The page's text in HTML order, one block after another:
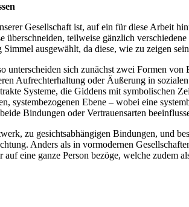
Gesellschaft ist, auf ein für diese Arbeit
überschneiden, teilweise gänzlich
ausgewählt, da diese, wie zu zeigen
sich zunächst zwei Formen
Aufrechterhaltung oder Äußerung in
Systeme, die Giddens mit symbolischen
systembezogenen Ebene – wobei eine
Bindungen oder Vertrauensarten
zu gesichtsabhängigen Bindungen, und
Anders als in vormodernen
eine ganze Person bezöge, welche zudem